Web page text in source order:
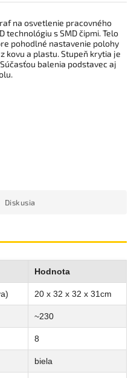
na osvetlenie pracovného
technológiu s SMD čipmi. Telo
pohodlné nastavenie polohy
kovu a plastu. Stupeň krytia je
balenia podstavec aj
Diskusia
Hodnota
20 x 32 x 32 x 31cm
~230
8
biela